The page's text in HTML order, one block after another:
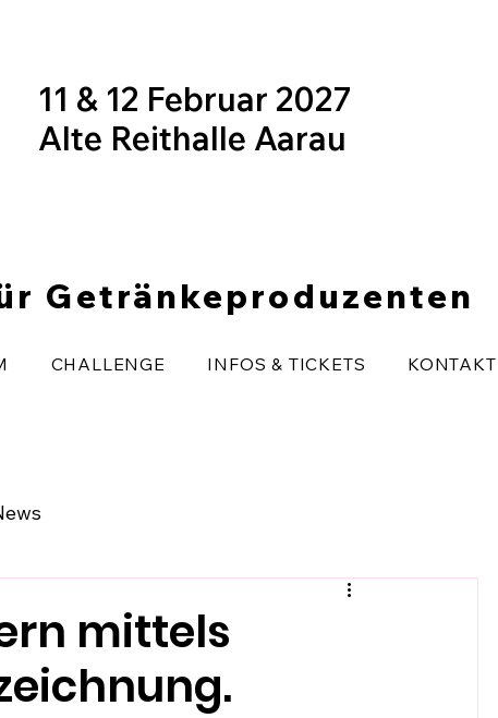
11 & 12 Februar 2027
Alte Reithalle Aarau
Getränkeproduzenten
CHALLENGE INFOS & TICKETS KONTAKT
mittels